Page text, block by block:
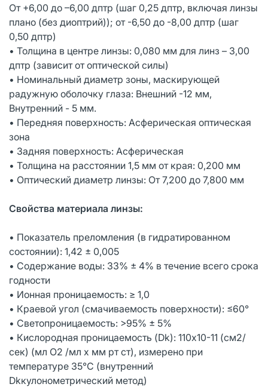
От +6,00 до –6,00 дптр (шаг 0,25 дптр, включая линзы
плано (без диоптрий)); от -6,50 до -8,00 дптр (шаг
0,50 дптр)
• Толщина в центре линзы: 0,080 мм для линз – 3,00
дптр (зависит от оптической силы)
• Номинальный диаметр зоны, маскирующей
радужную оболочку глаза: Внешний -12 мм,
Внутренний - 5 мм.
• Передняя поверхность: Асферическая оптическая
зона
• Задняя поверхность: Асферическая
• Толщина на расстоянии 1,5 мм от края: 0,200 мм
• Оптический диаметр линзы: От 7,200 до 7,800 мм
Свойства материала линзы:
• Показатель преломления (в гидратированном
состоянии): 1,42 ± 0,005
• Содержание воды: 33% ± 4% в течение всего срока
годности
• Ионная проницаемость: ≥ 1,0
• Краевой угол (смачиваемость поверхности): ≤60°
• Светопроницаемость: >95% ± 5%
• Кислородная проницаемость (Dk): 110х10-11 (см2/
сек) (мл O2 /мл x мм рт ст), измерено при
температуре 35°C (внутренний
Dkкулонометрический метод)